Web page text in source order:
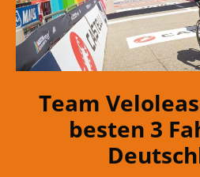
Team
besten 3